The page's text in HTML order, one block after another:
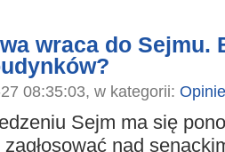
wraca do Sejmu.
08:35:03, w kategorii: Opinie
Sejm ma się
nad